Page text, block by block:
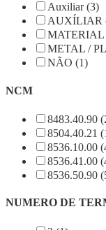
Auxiliar (3)
AUXÍLIAR
MATERIAL
METAL /
NÃO (1)
NCM
8483.40.90
8504.40.21
8536.10.00
8536.41.00
8536.50.90
NUMERO DE